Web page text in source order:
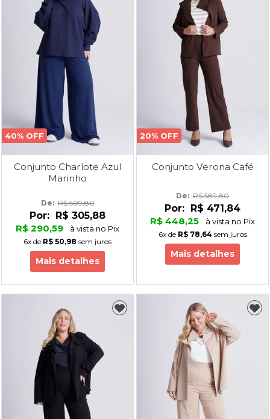
40% OFF
Conjunto Charlote Azul
Marinho
De: R$ 509,80
Por:
R$ 305,88
R$ 290,59
à vista no Pix
6x de R$ 50,98 sem juros
Mais detalhes
20% OFF
Conjunto Verona Café
De: R$ 589,80
Por:
R$ 471,84
R$ 448,25
à vista no Pix
6xde R$ 78,64 sem juros
Mais detalhes